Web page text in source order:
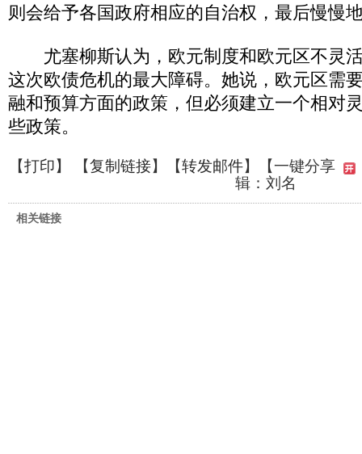
则会给予各国政府相应的自治权，最后慢慢
尤塞柳斯认为，欧元制度和欧元区不灵
这次欧债危机的最大障碍。她说，欧元区需
融和预算方面的政策，但必须建立一个相对
些政策。
【打印】 【复制链接】【转发邮件】
【一键分享
辑：刘名
相关链接